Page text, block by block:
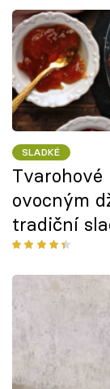
SLADKÉ
ovocným
tradiční